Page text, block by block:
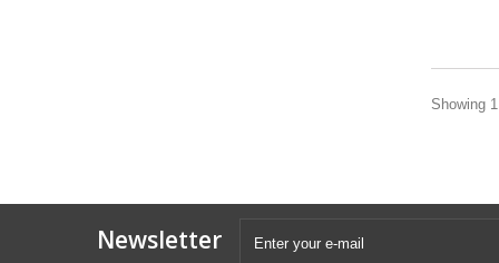
Showing
Newsletter